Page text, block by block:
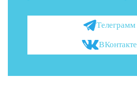
Телеграмм
ВКонтакте